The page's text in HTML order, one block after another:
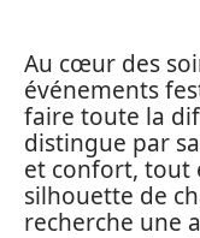
Au cœur des
événements
faire toute la
distingue par
et confort, tout
silhouette de
recherche une